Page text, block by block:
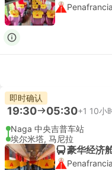
即时确认
19:30 05:30+1 10小
Naga 中央吉普车站
埃尔米塔, 马尼拉
豪华经济